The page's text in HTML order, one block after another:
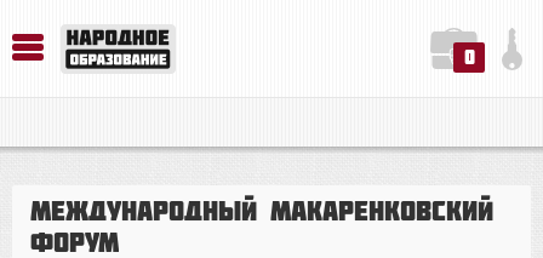
0
Международный Макаренковский
форум